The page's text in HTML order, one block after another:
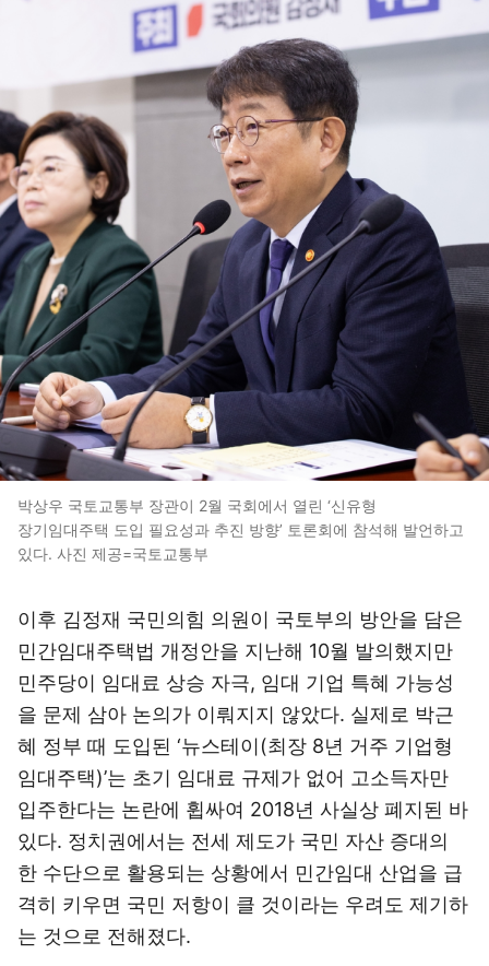
박상우 국토교통부 장관이 2월 국회에서 열린 ‘신유형
장기임대주택 도입 필요성과 추진 방향’ 토론회에 참석해 발언하고
있다. 사진 제공=국토교통부
이후 김정재 국민의힘 의원이 국토부의 방안을 담은
민간임대주택법 개정안을 지난해 10월 발의했지만
민주당이 임대료 상승 자극, 임대 기업 특혜 가능성
을 문제 삼아 논의가 이뤄지지 않았다. 실제로 박근
혜 정부 때 도입된 ‘뉴스테이(최장 8년 거주 기업형
임대주택)’는 초기 임대료 규제가 없어 고소득자만
입주한다는 논란에 휩싸여 2018년 사실상 폐지된 바
있다. 정치권에서는 전세 제도가 국민 자산 증대의
한 수단으로 활용되는 상황에서 민간임대 산업을 급
격히 키우면 국민 저항이 클 것이라는 우려도 제기하
는 것으로 전해졌다.